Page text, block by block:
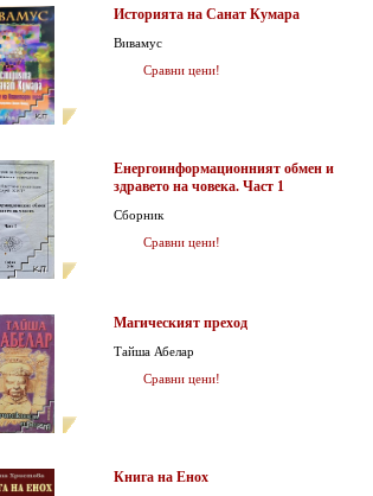
Историята на Санат Кумара
Вивамус
Сравни цени!
Енергоинформационният обмен и
здравето на човека. Част 1
Сборник
Сравни цени!
Магическият преход
Тайша Абелар
Сравни цени!
Книга на Енох